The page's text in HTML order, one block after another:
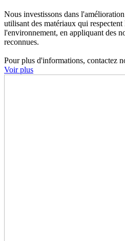
Nous investissons dans
utilisant des matériaux qui respectent
l'environnement, en appliquant des
reconnues.
Pour plus d'informations, contactez
Voir plus